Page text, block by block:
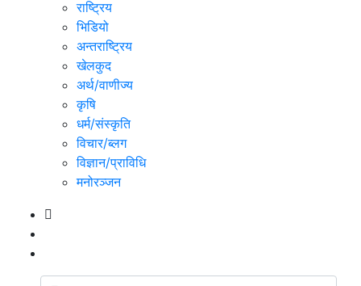
राष्ट्रिय
भिडियो
अन्तराष्ट्रिय
खेलकुद
अर्थ/वाणीज्य
कृषि
धर्म/संस्कृति
विचार/ब्लग
विज्ञान/प्राविधि
मनोरञ्जन